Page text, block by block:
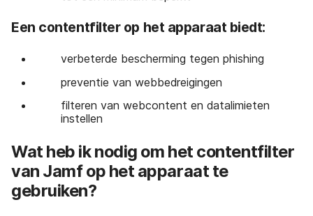
Een contentfilter op het apparaat biedt:
verbeterde bescherming tegen phishing
preventie van webbedreigingen
filteren van webcontent en datalimieten
instellen
Wat heb ik nodig om het contentfilter
van Jamf op het apparaat te
gebruiken?